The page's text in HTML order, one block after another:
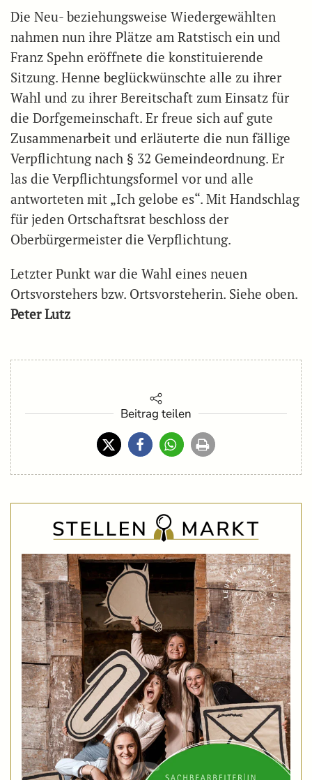
Die Neu- beziehungsweise Wiedergewählten
nahmen nun ihre Plätze am Ratstisch ein und
Franz Spehn eröffnete die konstituierende
Sitzung. Henne beglückwünschte alle zu ihrer
Wahl und zu ihrer Bereitschaft zum Einsatz für
die Dorfgemeinschaft. Er freue sich auf gute
Zusammenarbeit und erläuterte die nun fällige
Verpflichtung nach § 32 Gemeindeordnung. Er
las die Verpflichtungsformel vor und alle
antworteten mit „Ich gelobe es“. Mit Handschlag
für jeden Ortschaftsrat beschloss der
Oberbürgermeister die Verpflichtung.
Letzter Punkt war die Wahl eines neuen
Ortsvorstehers bzw. Ortsvorsteherin. Siehe oben.
Peter Lutz
Beitrag teilen